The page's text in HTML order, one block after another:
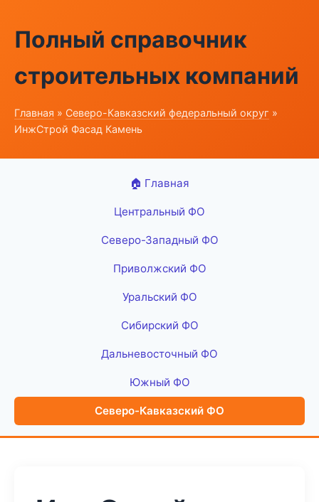
Полный справочник
строительных компаний
Главная » Северо-Кавказский федеральный округ »
ИнжСтрой Фасад Камень
🏠 Главная
Центральный ФО
Северо-Западный ФО
Приволжский ФО
Уральский ФО
Сибирский ФО
Дальневосточный ФО
Южный ФО
Северо-Кавказский ФО